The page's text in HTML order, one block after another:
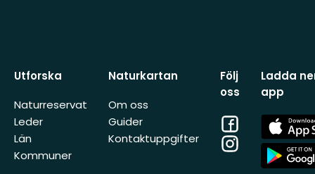
Utforska
Naturreservat
Leder
Län
Kommuner
Naturkartan
Om oss
Guider
Kontaktuppgifter
Följ
oss
Facebook
Instagram
Ladda
app
App
Store
App
Store